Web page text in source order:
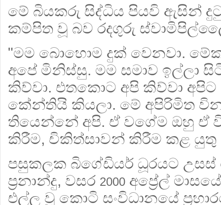
මේ බියකරු සිද්ධිය පියවි ඇසින් දුටු
කම්පිත වූ බව රදගුරු
"මම බොහොම දුක් වෙනවා.
අපේ මිනිස්සු. මම සමාව ඉල්ලා
කිව්වා. එතකොට අපි කිව්වා
කේන්තියි කියලා. මේ අපිරිමිත
තියෙන්නේ අපි. ඒ වගේම ඔහු ඒ
කිරීම, චිකිත්සාවන් කිරීම කළ යුතු
පසුකලක බිගේඩියර් ධූරයට
ප්‍රනාන්දු, වසර 2000 අප්‍රේල්
එල්ල වූ කොටි සංවිධානයේ